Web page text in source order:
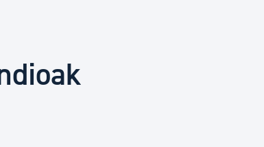
Garapen ekonomikoa eta enplegua